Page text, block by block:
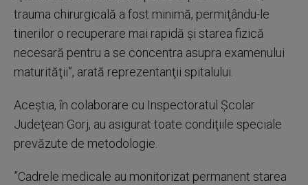
trauma chirurgicală a fost minimă, permiţându-le
tinerilor o recuperare mai rapidă şi starea fizică
necesară pentru a se concentra asupra examenului
maturităţii”, arată reprezentanţii spitalului.
Aceştia, în colaborare cu Inspectoratul Şcolar
Judeţean Gorj, au asigurat toate condiţiile speciale
prevăzute de metodologie.
”Cadrele medicale au monitorizat permanent starea